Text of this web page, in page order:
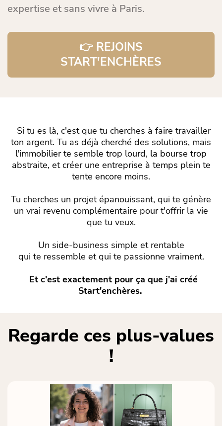
expertise et sans vivre à Paris.
👉 REJOINS
START'ENCHÈRES
Si tu es là, c'est que tu cherches à faire travailler
ton argent. Tu as déjà cherché des solutions, mais
l'immobilier te semble trop lourd, la bourse trop
abstraite, et créer une entreprise à temps plein te
tente encore moins.
Tu cherches un projet épanouissant, qui te génère
un vrai revenu complémentaire pour t'offrir la vie
que tu veux.
Un side-business simple et rentable
qui te ressemble et qui te passionne vraiment.
Et c'est exactement pour ça que j'ai créé
Start'enchères.
Regarde ces plus-values
!